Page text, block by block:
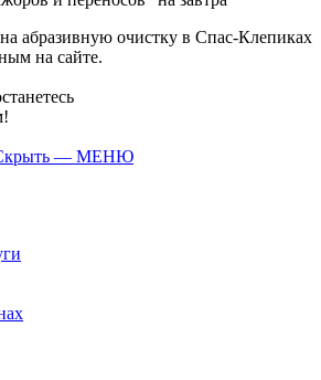
абразивную очистку в Спас-Клепиках
на сайте.
— МЕНЮ